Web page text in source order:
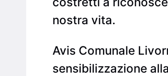
nostra vita.
Avis Comunale
sensibilizzazione